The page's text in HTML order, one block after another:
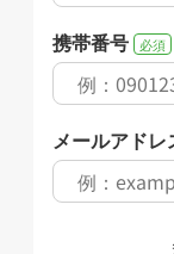
携帯番号 必須
メールアドレ